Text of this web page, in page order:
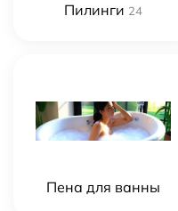
Пилинги 24
Пена для ванны